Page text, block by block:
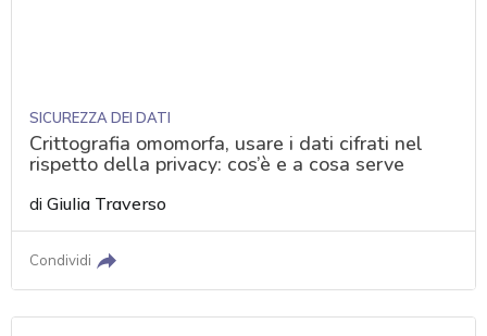
SICUREZZA DEI DATI
Crittografia omomorfa, usare i dati cifrati nel
rispetto della privacy: cos’è e a cosa serve
diGiulia Traverso
Condividi